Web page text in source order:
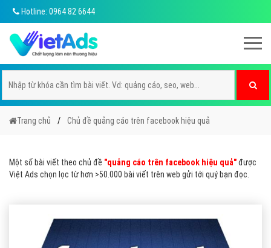
Hotline: 0964 82 6644
Trang chủ Chủ đề quảng cáo trên facebook hiệu quả
Một số bài viết theo chủ đề "quảng cáo trên facebook hiệu quả"được
Việt Ads chọn lọc từ hơn >50.000 bài viết trên web gửi tới quý bạn đọc.